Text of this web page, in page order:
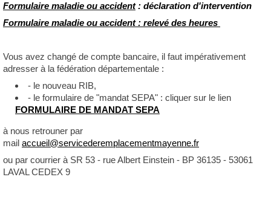
Formulaire maladie ou accident: déclaration d'intervention
Formulaire maladie ou accident : relevé des heures
Vous avez changé de compte bancaire, il faut impérativement
adresser à la fédération départementale :
- le nouveau RIB,
- le formulaire de "mandat SEPA" : cliquer sur le lien
FORMULAIRE DE MANDAT SEPA
à nous retrouner par
mail accueil@servicederemplacementmayenne.fr
ou par courrier à SR 53 - rue Albert Einstein - BP 36135 - 53061
LAVAL CEDEX 9